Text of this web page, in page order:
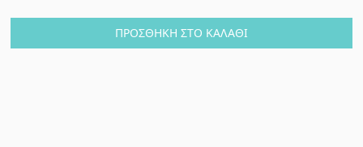
ΠΡΟΣΘΉΚΗ ΣΤΟ ΚΑΛΆΘΙ